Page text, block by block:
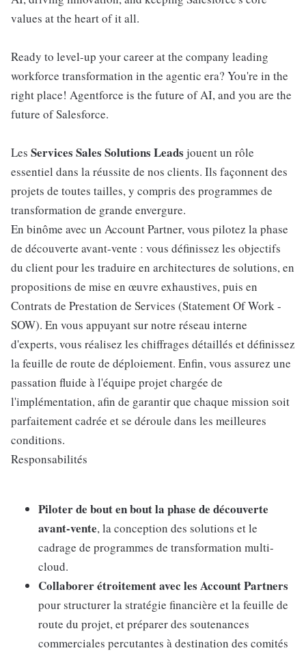
values at the heart of it all.
Ready to level-up your career at the company leading
workforce transformation in the agentic era? You're in the
right place! Agentforce is the future of AI, and you are the
future of Salesforce.
Les Services Sales Solutions Leads jouent un rôle
essentiel dans la réussite de nos clients. Ils façonnent des
projets de toutes tailles, y compris des programmes de
transformation de grande envergure.
En binôme avec un Account Partner, vous pilotez la phase
de découverte avant-vente : vous définissez les objectifs
du client pour les traduire en architectures de solutions, en
propositions de mise en œuvre exhaustives, puis en
Contrats de Prestation de Services (Statement Of Work -
SOW). En vous appuyant sur notre réseau interne
d'experts, vous réalisez les chiffrages détaillés et définissez
la feuille de route de déploiement. Enfin, vous assurez une
passation fluide à l'équipe projet chargée de
l'implémentation, afin de garantir que chaque mission soit
parfaitement cadrée et se déroule dans les meilleures
conditions.
Responsabilités
Piloter de bout en bout la phase de découverte
avant-vente, la conception des solutions et le
cadrage de programmes de transformation multi-
cloud.
Collaborer étroitement avec les Account Partners
pour structurer la stratégie financière et la feuille de
route du projet, et préparer des soutenances
commerciales percutantes à destination des comités